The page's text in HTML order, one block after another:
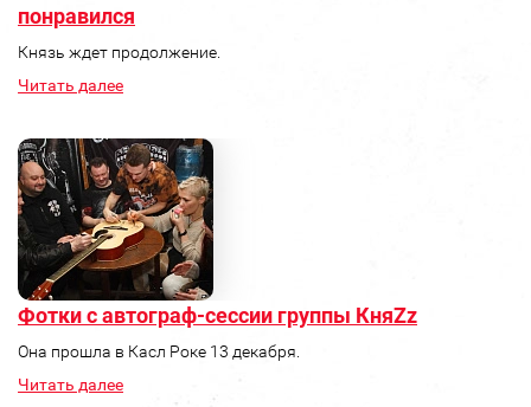
понравился
Князь ждет продолжение.
Читать далее
Фотки с автограф-сессии группы КняZz
Она прошла в Касл Роке 13 декабря.
Читать далее